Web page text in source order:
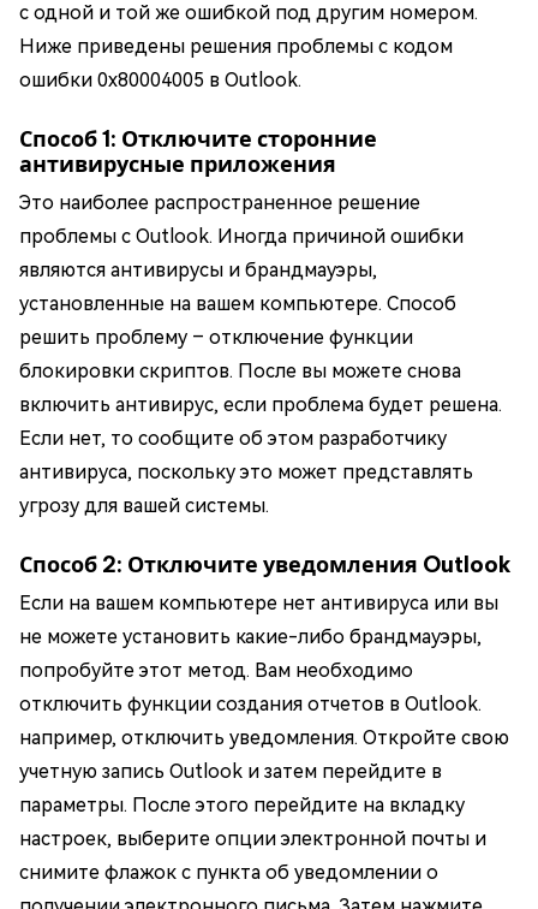
с одной и той же ошибкой под другим номером.
Ниже приведены решения проблемы с кодом
ошибки 0x80004005 в Outlook.
Способ 1: Отключите сторонние
антивирусные приложения
Это наиболее распространенное решение
проблемы с Outlook. Иногда причиной ошибки
являются антивирусы и брандмауэры,
установленные на вашем компьютере. Способ
решить проблему – отключение функции
блокировки скриптов. После вы можете снова
включить антивирус, если проблема будет решена.
Если нет, то сообщите об этом разработчику
антивируса, поскольку это может представлять
угрозу для вашей системы.
Способ 2: Отключите уведомления Outlook
Если на вашем компьютере нет антивируса или вы
не можете установить какие-либо брандмауэры,
попробуйте этот метод. Вам необходимо
отключить функции создания отчетов в Outlook.
например, отключить уведомления. Откройте свою
учетную запись Outlook и затем перейдите в
параметры. После этого перейдите на вкладку
настроек, выберите опции электронной почты и
снимите флажок с пункта об уведомлении о